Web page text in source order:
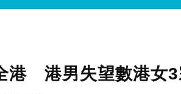
港 港男失望數港女3